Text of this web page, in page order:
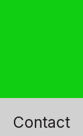
Contact